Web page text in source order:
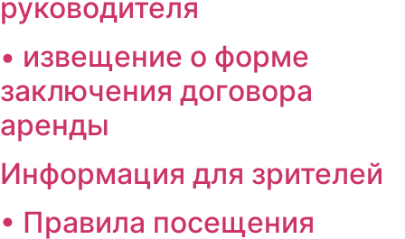
руководителя
• извещение о форме
заключения договора
аренды
Информация для зрителей
• Правила посещения